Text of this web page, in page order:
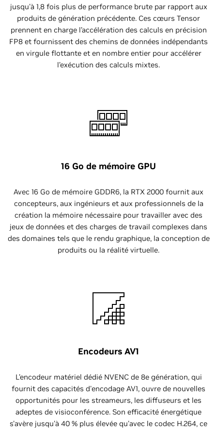
jusqu'à 1,8 fois plus de performance brute par rapport aux
produits de génération précédente. Ces cœurs Tensor
prennent en charge l’accélération des calculs en précision
FP8 et fournissent des chemins de données indépendants
en virgule flottante et en nombre entier pour accélérer
l’exécution des calculs mixtes.
16 Go de mémoire GPU
Avec 16 Go de mémoire GDDR6, la RTX 2000 fournit aux
concepteurs, aux ingénieurs et aux professionnels de la
création la mémoire nécessaire pour travailler avec des
jeux de données et des charges de travail complexes dans
des domaines tels que le rendu graphique, la conception de
produits ou la réalité virtuelle.
Encodeurs AV1
L’encodeur matériel dédié NVENC de 8e génération, qui
fournit des capacités d'encodage AV1, ouvre de nouvelles
opportunités pour les streameurs, les diffuseurs et les
adeptes de visioconférence. Son efficacité énergétique
s'avère jusqu'à 40 % plus élevée qu'avec le codec H.264, ce